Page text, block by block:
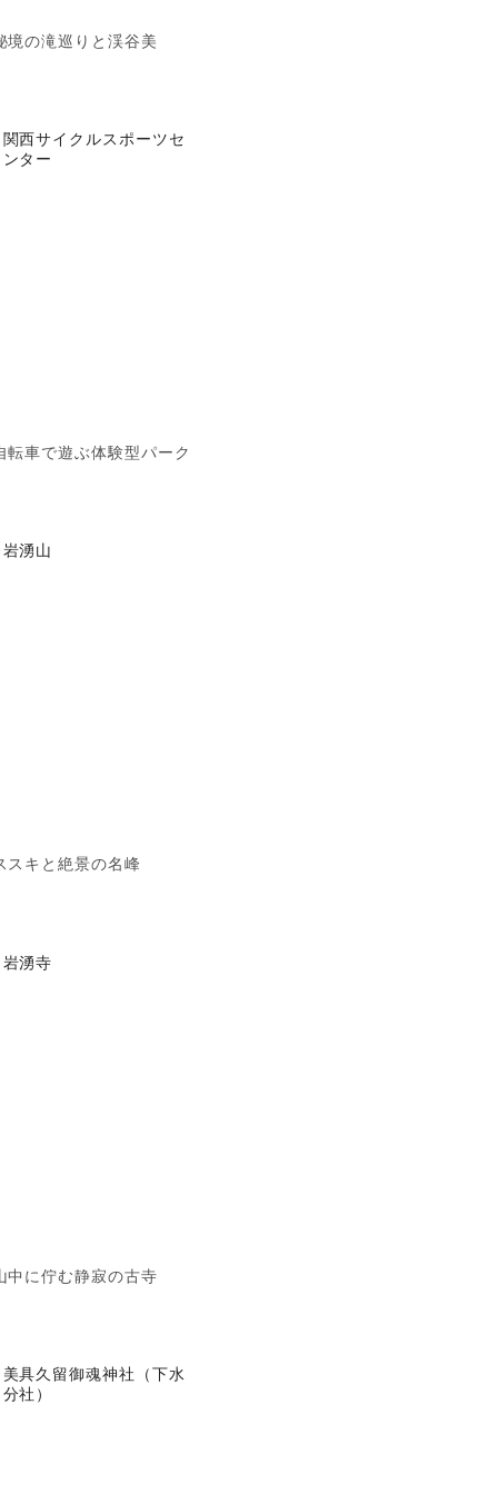
境の滝巡りと渓谷美
関西サイクルスポーツセ
ンター
転車で遊ぶ体験型パーク
岩湧山
スキと絶景の名峰
岩湧寺
中に佇む静寂の古寺
美具久留御魂神社（下水
分社）